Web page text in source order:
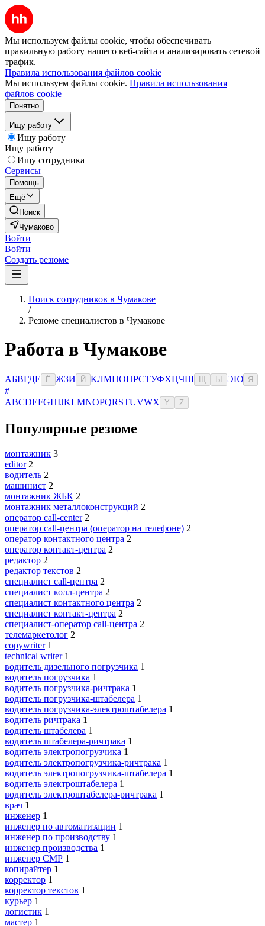
Мы используем файлы cookie, чтобы обеспечивать
правильную работу нашего веб-сайта и анализировать сетевой
трафик.
Правила использования файлов cookie
Мы используем файлы cookie. Правила использования
файлов cookie
Понятно
Ищу работу
Ищу работу
Ищу работу
Ищу сотрудника
Сервисы
Помощь
Ещё
Поиск
Чумаково
Войти
Войти
Создать резюме
Поиск сотрудников в Чумакове
/
Резюме специалистов в Чумакове
Работа в Чумакове
АБВГДЕ Ё ЖЗИ Й КЛМНОПРСТУФХЦЧШ Ы ЭЮ Я
#
ABCDEFGHIJKLMNOPQRSTUVWX Y Z
Популярные резюме
монтажник 3
editor 2
водитель 2
машинист 2
монтажник ЖБК 2
монтажник металлоконструкций 2
оператор call-center 2
оператор call-центра (оператор на телефоне) 2
оператор контактного центра 2
оператор контакт-центра 2
редактор 2
редактор текстов 2
специалист call-центра 2
специалист колл-центра 2
специалист контактного центра 2
специалист контакт-центра 2
специалист-оператор call-центра 2
телемаркетолог 2
copywriter 1
technical writer 1
водитель дизельного погрузчика 1
водитель погрузчика 1
водитель погрузчика-ричтрака 1
водитель погрузчика-штабелера 1
водитель погрузчика-электроштабелера 1
водитель ричтрака 1
водитель штабелера 1
водитель штабелера-ричтрака 1
водитель электропогрузчика 1
водитель электропогрузчика-ричтрака 1
водитель электропогрузчика-штабелера 1
водитель электроштабелера 1
водитель электроштабелера-ричтрака 1
врач 1
инженер 1
инженер по автоматизации 1
инженер по производству 1
инженер производства 1
инженер СМР 1
копирайтер 1
корректор 1
корректор текстов 1
курьер 1
логистик 1
мастер 1